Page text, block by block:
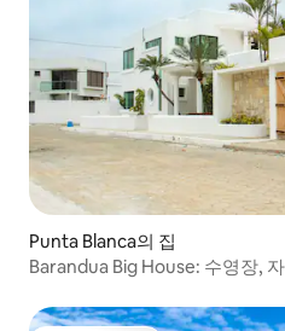
Punta Blanca의 집
Barandua Big House: 수영장,